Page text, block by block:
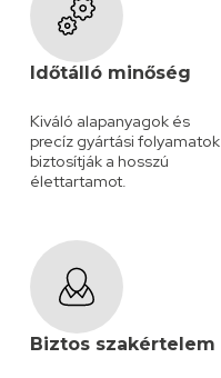
Időtálló minőség
Kiváló alapanyagok és
precíz gyártási folyamatok
biztosítják a hosszú
élettartamot.
Biztos szakértelem